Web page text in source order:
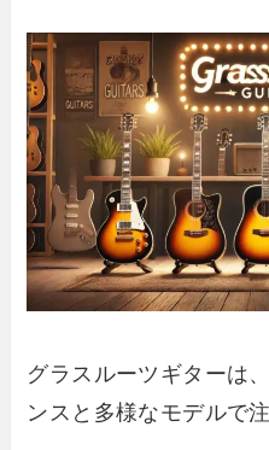
グラスルーツギターは
ンスと多様なモデルで